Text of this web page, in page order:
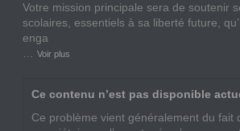
Votre mission principale sera de soutenir
scolaires, essentiels à sa liberté future,
enga
…Voir plus
Ce contenu n’est pas disponible
Ce problème vient généralement du fait